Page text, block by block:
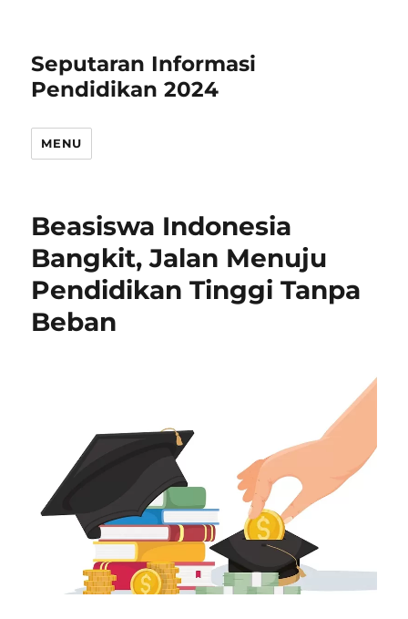
Seputaran Informasi
Pendidikan 2024
MENU
Beasiswa Indonesia
Bangkit, Jalan Menuju
Pendidikan Tinggi Tanpa
Beban